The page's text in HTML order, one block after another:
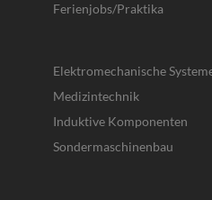
Ferienjobs/Praktika
Elektromechanische
Medizintechnik
Induktive Komponenten
Sondermaschinenbau